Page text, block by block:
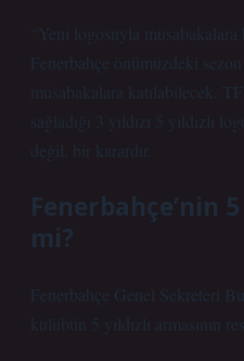
“Yeni logosuyla
Fenerbahçe önümüzdeki
müsabakalara katılabilecek.
sağladığı 3 yıldızı 5 yıldızlı
değil, bir karardır.
Fenerbahçe’nin
mi?
Fenerbahçe Genel Sekreteri
kulübün 5 yıldızlı armasının